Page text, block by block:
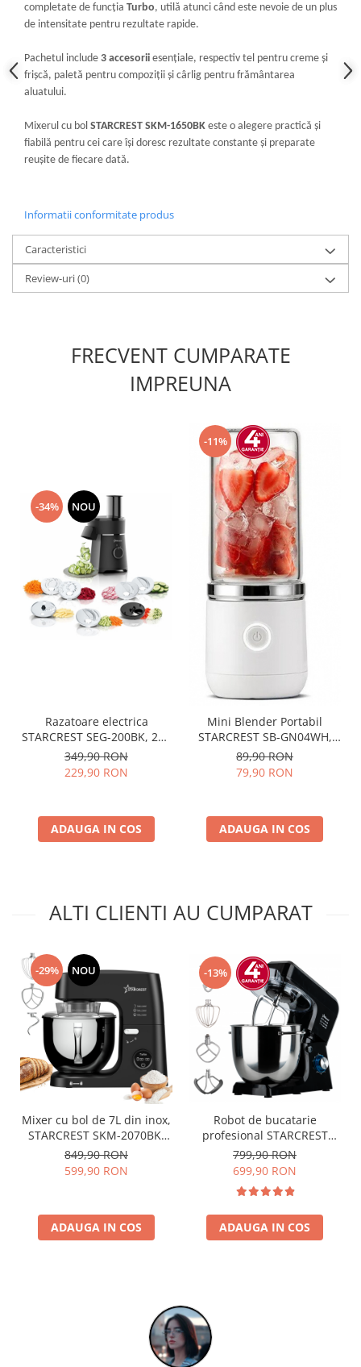
completate de funcția Turbo, utilă atunci când este nevoie de un plus
de intensitate pentru rezultate rapide.
Pachetul include 3 accesorii esențiale, respectiv tel pentru creme și
frișcă, paletă pentru compoziții și cârlig pentru frământarea
aluatului.
Mixerul cu bol STARCREST SKM-1650BK este o alegere practică și
fiabilă pentru cei care își doresc rezultate constante și preparate
reușite de fiecare dată.
Informatii conformitate produs
Caracteristici
Review-uri(0)
FRECVENT CUMPARATE
IMPREUNA
-34% NOU
Razatoare electrica
STARCREST SEG-200BK, 200
W, 7 moduri de taiere,
Negru
349,90 RON
229,90 RON
ADAUGA IN COS
-11%
Mini Blender Portabil
STARCREST SB-GN04WH,
Multifunctional, Auto-
curatare, Capacitate 380ml,
89,90 RON
79,90 RON
ADAUGA IN COS
ALTI CLIENTI AU CUMPARAT
-29% NOU
Mixer cu bol de 7L din inox,
STARCREST SKM-2070BK,
2.1 kg aluat, putere 2000W,
3 accesorii din inox, 8 viteze
849,90 RON
599,90 RON
ADAUGA IN COS
-13%
Robot de bucatarie
profesional STARCREST
SKM-2002BK, 2000 W, Bol
10 L Inox, 5 Accesorii, 6
metalice, Negru
799,90 RON
699,90 RON
ADAUGA IN COS